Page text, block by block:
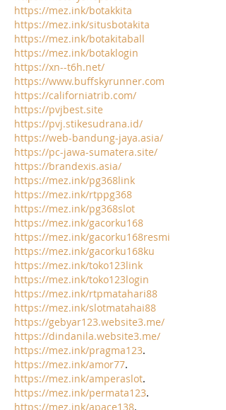
https://mez.ink/botakkita
https://mez.ink/situsbotakita
https://mez.ink/botakitaball
https://mez.ink/botaklogin
https://xn--t6h.net/
https://www.buffskyrunner.com
https://californiatrib.com/
https://pvjbest.site
https://pvj.stikesudrana.id/
https://web-bandung-jaya.asia/
https://pc-jawa-sumatera.site/
https://brandexis.asia/
https://mez.ink/pg368link
https://mez.ink/rtppg368
https://mez.ink/pg368slot
https://mez.ink/gacorku168
https://mez.ink/gacorku168resmi
https://mez.ink/gacorku168ku
https://mez.ink/toko123link
https://mez.ink/toko123login
https://mez.ink/rtpmatahari88
https://mez.ink/slotmatahai88
https://gebyar123.website3.me/
https://dindanila.website3.me/
https://mez.ink/pragma123.
https://mez.ink/amor77.
https://mez.ink/amperaslot.
https://mez.ink/permata123.
https://mez.ink/apace138.